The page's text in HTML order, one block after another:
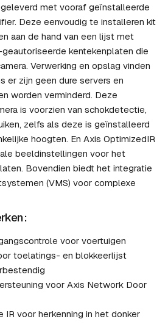
met vooraf geïnstalleerde
Deze eenvoudig te installeren kit
aan de hand van een lijst met
kentekenplaten die
Verwerking en opslag vinden
er zijn geen dure servers en
worden verminderd. Deze
is voorzien van schokdetectie,
zelfs als deze is geïnstalleerd
hoogten. En Axis OptimizedIR
beeldinstellingen voor het
Bovendien biedt het integratie
(VMS) voor complexe
voor voertuigen
toelatings- en blokkeerlijst
voor Axis Network Door
IR voor herkenning in het donker